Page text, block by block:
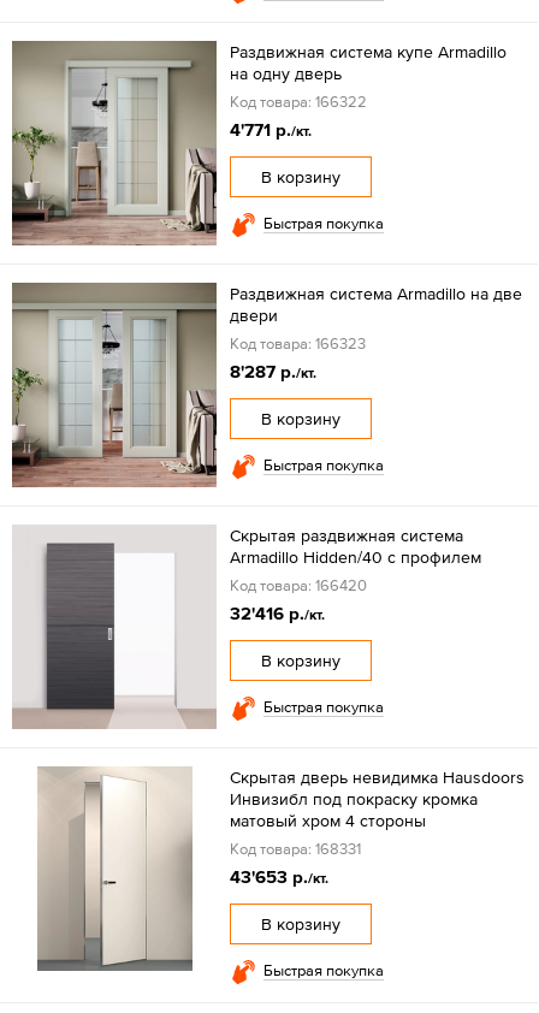
Раздвижная система купе Armadillo
на одну дверь
Код товара: 166322
4'771 р./кт.
В корзину
Быстрая покупка
Раздвижная система Armadillo на две
двери
Код товара: 166323
8'287 р./кт.
В корзину
Быстрая покупка
Скрытая раздвижная система
Armadillo Hidden/40 с профилем
Код товара: 166420
32'416 р./кт.
В корзину
Быстрая покупка
Скрытая дверь невидимка Hausdoors
Инвизибл под покраску кромка
матовый хром 4 стороны
Код товара: 168331
43'653 р./кт.
В корзину
Быстрая покупка